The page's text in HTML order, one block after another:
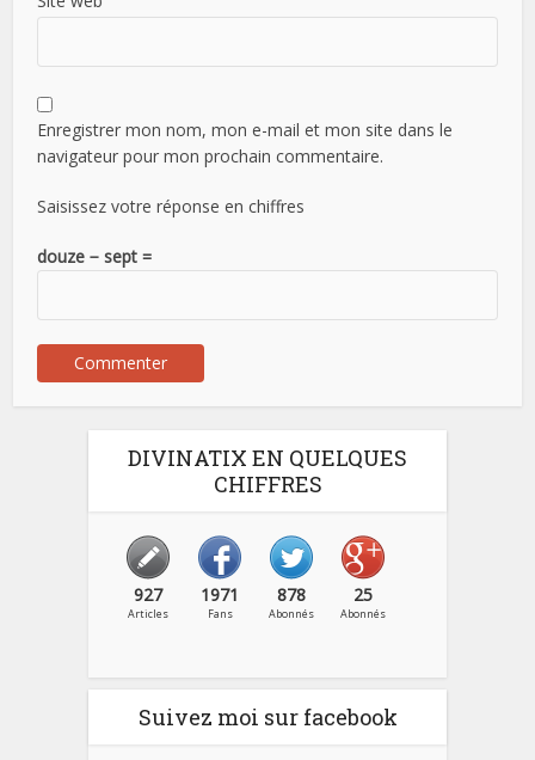
Enregistrer mon nom, mon e-mail et mon site dans le
navigateur pour mon prochain commentaire.
Saisissez votre réponse en chiffres
douze − sept =
DIVINATIX EN QUELQUES
CHIFFRES
927
Articles
1971
Fans
878
Abonnés
25
Abonnés
Suivez moi sur facebook